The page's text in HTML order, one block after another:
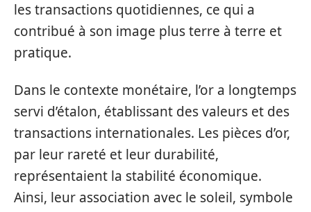
les transactions quotidiennes, ce qui a
contribué à son image plus terre à terre et
pratique.
Dans le contexte monétaire, l’or a longtemps
servi d’étalon, établissant des valeurs et des
transactions internationales. Les pièces d’or,
par leur rareté et leur durabilité,
représentaient la stabilité économique.
Ainsi, leur association avec le soleil, symbole